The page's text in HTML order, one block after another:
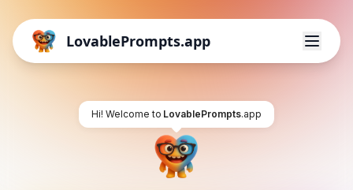
LovablePrompts.app
Hi! Welcome to LovablePrompts.app